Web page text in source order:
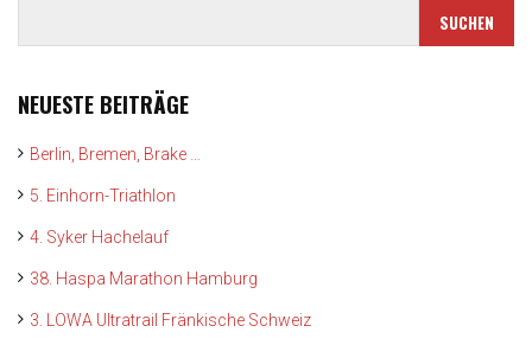
NEUESTE BEITRÄGE
Berlin, Bremen, Brake …
5. Einhorn-Triathlon
4. Syker Hachelauf
38. Haspa Marathon Hamburg
3. LOWA Ultratrail Fränkische Schweiz